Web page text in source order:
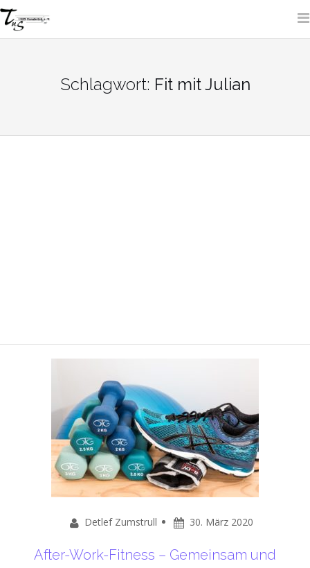
Skip
to
content
Schlagwort: Fit mit Julian
Detlef Zumstrull 30. März 2020
After-Work-Fitness – Gemeinsam und